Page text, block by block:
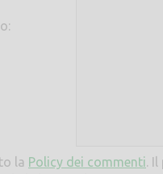
la Policy dei commenti.